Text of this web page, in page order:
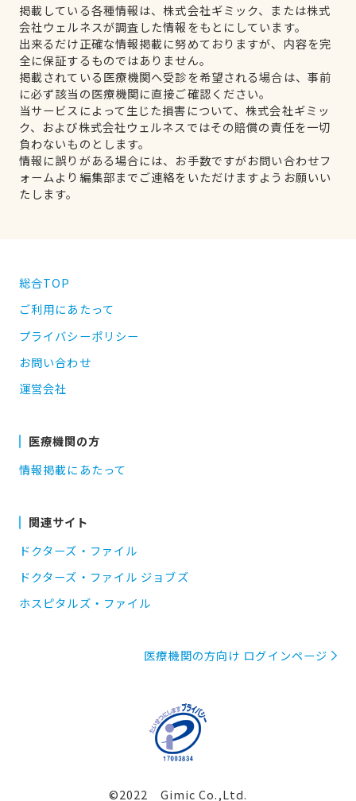
掲載している各種情報は、株式会社ギミック、または株式
会社ウェルネスが調査した情報をもとにしています。
出来るだけ正確な情報掲載に努めておりますが、内容を完
全に保証するものではありません。
掲載されている医療機関へ受診を希望される場合は、事前
に必ず該当の医療機関に直接ご確認ください。
当サービスによって生じた損害について、株式会社ギミッ
ク、および株式会社ウェルネスではその賠償の責任を一切
負わないものとします。
情報に誤りがある場合には、お手数ですがお問い合わせフ
ォームより編集部までご連絡をいただけますようお願いい
たします。
総合TOP
ご利用にあたって
プライバシーポリシー
お問い合わせ
運営会社
医療機関の方
情報掲載にあたって
関連サイト
ドクターズ・ファイル
ドクターズ・ファイル ジョブズ
ホスピタルズ・ファイル
医療機関の方向け ログインページ
©2022 Gimic Co.,Ltd.